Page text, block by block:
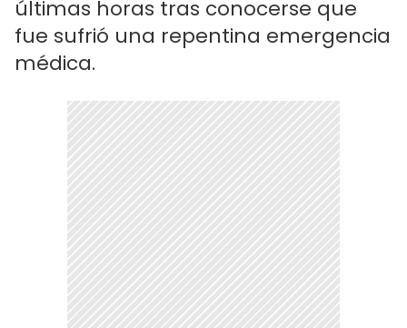
últimas horas tras conocerse que
fue sufrió una repentina emergencia
médica.